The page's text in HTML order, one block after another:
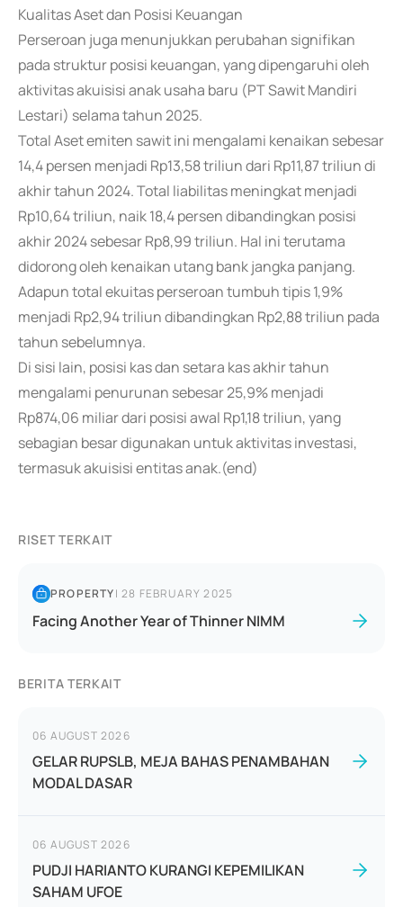
Kualitas Aset dan Posisi Keuangan
Perseroan juga menunjukkan perubahan signifikan
pada struktur posisi keuangan, yang dipengaruhi oleh
aktivitas akuisisi anak usaha baru (PT Sawit Mandiri
Lestari) selama tahun 2025.
Total Aset emiten sawit ini mengalami kenaikan sebesar
14,4 persen menjadi Rp13,58 triliun dari Rp11,87 triliun di
akhir tahun 2024. Total liabilitas meningkat menjadi
Rp10,64 triliun, naik 18,4 persen dibandingkan posisi
akhir 2024 sebesar Rp8,99 triliun. Hal ini terutama
didorong oleh kenaikan utang bank jangka panjang.
Adapun total ekuitas perseroan tumbuh tipis 1,9%
menjadi Rp2,94 triliun dibandingkan Rp2,88 triliun pada
tahun sebelumnya.
Di sisi lain, posisi kas dan setara kas akhir tahun
mengalami penurunan sebesar 25,9% menjadi
Rp874,06 miliar dari posisi awal Rp1,18 triliun, yang
sebagian besar digunakan untuk aktivitas investasi,
termasuk akuisisi entitas anak.(end)
RISET TERKAIT
PROPERTY|28 FEBRUARY 2025
Facing Another Year of Thinner NIMM
BERITA TERKAIT
06 AUGUST 2026
GELAR RUPSLB, MEJA BAHAS PENAMBAHAN
MODAL DASAR
06 AUGUST 2026
PUDJI HARIANTO KURANGI KEPEMILIKAN
SAHAM UFOE